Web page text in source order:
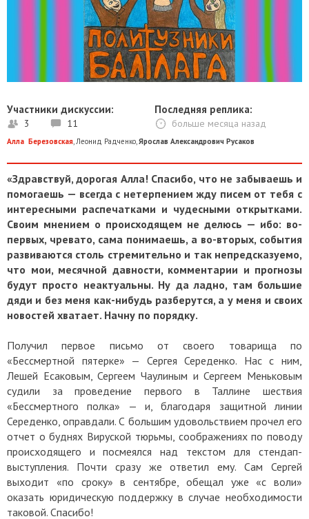
Участники дискуссии:
3 11
Последняя реплика:
больше месяца назад
Алла Березовская Леонид Радченко Ярослав Александрович Русаков
«Здравствуй, дорогая Алла! Спасибо, что не забываешь и
помогаешь — всегда с нетерпением жду писем от тебя с
интересными распечатками и чудесными открытками.
Своим мнением о происходящем не делюсь — ибо: во-
первых, чревато, сама понимаешь, а во-вторых, события
развиваются столь стремительно и так непредсказуемо,
что мои, месячной давности, комментарии и прогнозы
будут просто неактуальны. Ну да ладно, там большие
дяди и без меня как-нибудь разберутся, а у меня и своих
новостей хватает. Начну по порядку.
Получил первое письмо от своего товарища по
«Бессмертной пятерке» — Сергея Середенко. Нас с ним,
Лешей Есаковым, Сергеем Чаулиным и Сергеем Меньковым
судили за проведение первого в Таллине шествия
«Бессмертного полка»
—и, благодаря защитной линии
Середенко, оправдали. С большим удовольствием прочел его
отчет о буднях Вируской тюрьмы, соображениях по поводу
происходящего и посмеялся над текстом для стендап-
выступления. Почти сразу же ответил ему. Сам Сергей
выходит «по сроку» в сентябре, обещал уже «с воли»
оказать юридическую поддержку в случае необходимости
таковой. Спасибо!